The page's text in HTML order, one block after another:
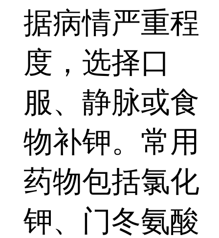
据病情严重程
度，选择口
服、静脉或食
物补钾。常用
药物包括氯化
钾、门冬氨酸